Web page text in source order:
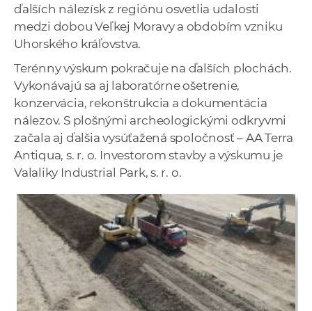
ďalších nálezísk z regiónu osvetlia udalosti
medzi dobou Veľkej Moravy a obdobím vzniku
Uhorského kráľovstva.
Terénny výskum pokračuje na ďalších plochách.
Vykonávajú sa aj laboratórne ošetrenie,
konzervácia, rekonštrukcia a dokumentácia
nálezov. S plošnými archeologickými odkryvmi
začala aj ďalšia vysúťažená spoločnosť – AA Terra
Antiqua, s. r. o. Investorom stavby a výskumu je
Valaliky Industrial Park, s. r. o.